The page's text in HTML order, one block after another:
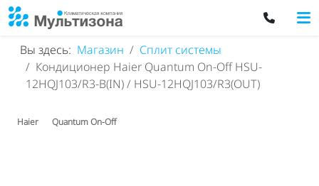
Вы здесь: Магазин
Сплит системы
Кондиционер Haier Quantum On-Off HSU-
12HQJ103/R3-B(IN) / HSU-12HQJ103/R3(OUT)
Haier Quantum On-Off